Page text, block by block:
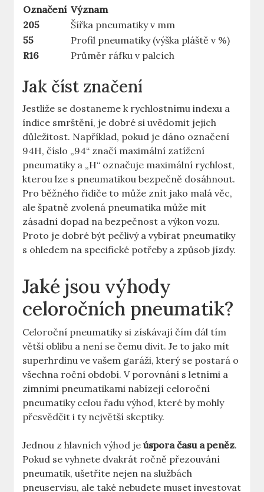
Označení Význam
205
Šířka pneumatiky v mm
55
Profil pneumatiky (výška pláště v %)
R16
Průměr ráfku v palcích
Jak číst značení
Jestliže se dostaneme k rychlostnímu indexu a
índice smrštění, je dobré si uvědomit jejich
důležitost. Například, pokud je dáno označení
94H, číslo „94“ značí maximální zatížení
pneumatiky a „H“ označuje maximální rychlost,
kterou lze s pneumatikou bezpečně dosáhnout.
Pro běžného řidiče to může znít jako malá věc,
ale špatně zvolená pneumatika může mít
zásadní dopad na bezpečnost a výkon vozu.
Proto je dobré být pečlivý a vybírat pneumatiky
s ohledem na specifické potřeby a způsob jízdy.
Jaké jsou výhody
celoročních pneumatik?
Celoroční pneumatiky si získávají čím dál tím
větší oblibu a není se čemu divit. Je to jako mít
superhrdinu ve vašem garáži, který se postará o
všechna roční období. V porovnání s letními a
zimními pneumatikami nabízejí celoroční
pneumatiky celou řadu výhod, které by mohly
přesvědčit i ty největší skeptiky.
Jednou z hlavních výhod jeúspora času a peněz.
Pokud se vyhnete dvakrát ročně přezouvání
pneumatik, ušetříte nejen na službách
pneuservisu, ale také nebudete muset investovat